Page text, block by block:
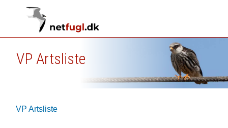
VP Artsliste
VP Artsliste